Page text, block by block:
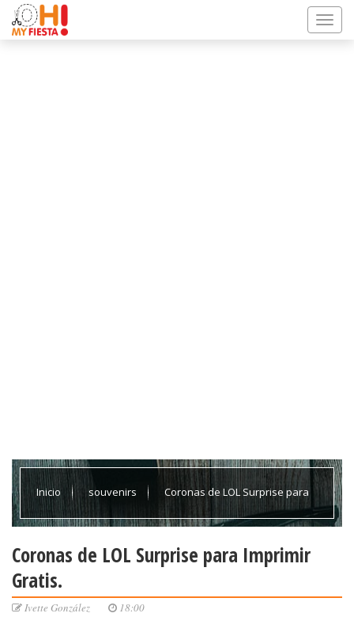
Inicio souvenirs Coronas de LOL Surprise para
Coronas de LOL Surprise para Imprimir
Gratis.
Ivette González 18:00